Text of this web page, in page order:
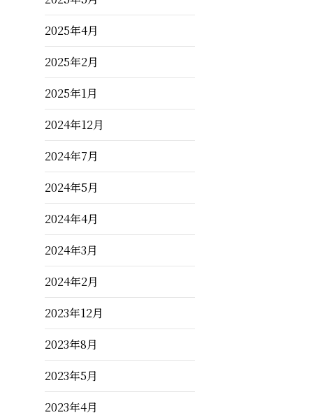
2025年4月
2025年2月
2025年1月
2024年12月
2024年7月
2024年5月
2024年4月
2024年3月
2024年2月
2023年12月
2023年8月
2023年5月
2023年4月